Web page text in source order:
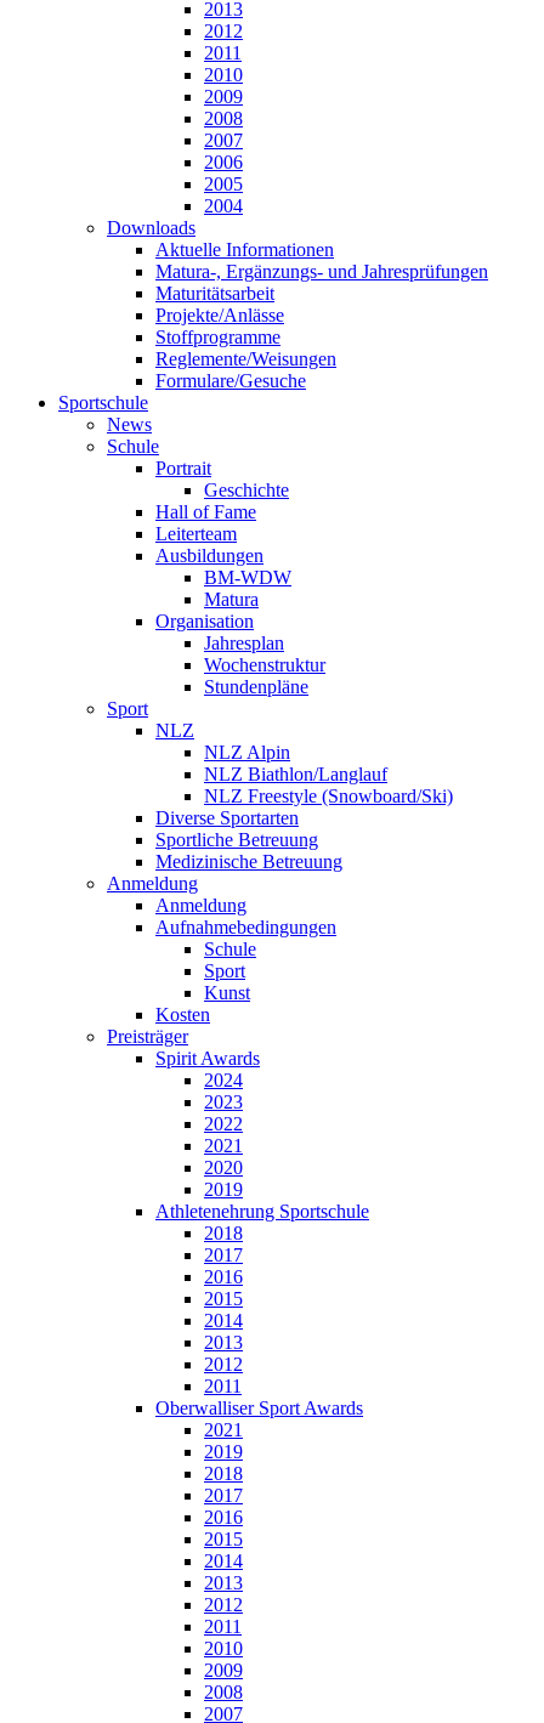
2013
2012
2011
2010
2009
2008
2007
2006
2005
2004
Downloads
Aktuelle Informationen
Matura-, Ergänzungs- und Jahresprüfungen
Maturitätsarbeit
Projekte/Anlässe
Stoffprogramme
Reglemente/Weisungen
Formulare/Gesuche
Sportschule
News
Schule
Portrait
Geschichte
Hall of Fame
Leiterteam
Ausbildungen
BM-WDW
Matura
Organisation
Jahresplan
Wochenstruktur
Stundenpläne
Sport
NLZ
NLZ Alpin
NLZ Biathlon/Langlauf
NLZ Freestyle (Snowboard/Ski)
Diverse Sportarten
Sportliche Betreuung
Medizinische Betreuung
Anmeldung
Anmeldung
Aufnahmebedingungen
Schule
Sport
Kunst
Kosten
Preisträger
Spirit Awards
2024
2023
2022
2021
2020
2019
Athletenehrung Sportschule
2018
2017
2016
2015
2014
2013
2012
2011
Oberwalliser Sport Awards
2021
2019
2018
2017
2016
2015
2014
2013
2012
2011
2010
2009
2008
2007